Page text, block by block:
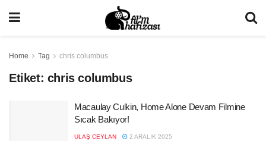
Home Tag chris columbus
Etiket: chris columbus
Macaulay Culkin, Home Alone Devam Filmine
Sıcak Bakıyor!
ULAŞ CEYLAN 2 ARALIK 2025